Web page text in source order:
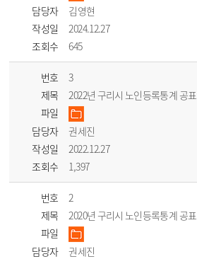
담당자
김영현
작성일
2024.12.27
조회수
645
번호
3
제목
2022년 구리시 노인등록통계 공표
파일
담당자
권세진
작성일
2022.12.27
조회수
1,397
번호
2
제목
2020년 구리시 노인등록통계 공표
파일
담당자
권세진